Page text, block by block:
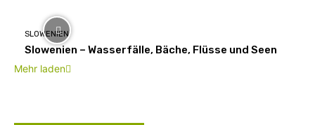
SLOWENIEN
Slowenien – Wasserfälle, Bäche, Flüsse und Seen
Mehr laden